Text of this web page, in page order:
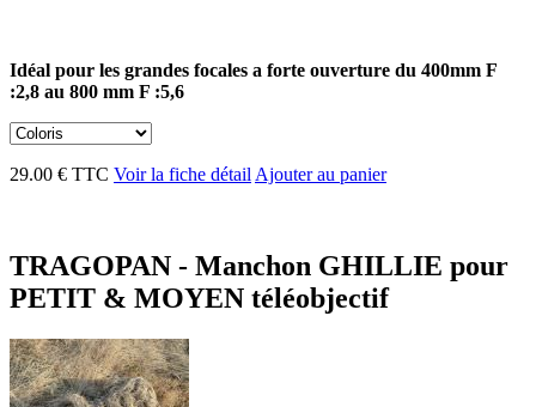
Idéal pour les grandes focales a forte ouverture du 400mm F
:2,8 au 800 mm F :5,6
29.00 € TTC Voir la fiche détail Ajouter au panier
TRAGOPAN - Manchon GHILLIE pour
PETIT & MOYEN téléobjectif